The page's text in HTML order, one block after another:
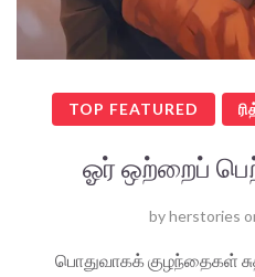
TOP FEATURED
ஓர் ஒற்றைப்
byherstories
பொதுவாகக் குழந்தைகள்